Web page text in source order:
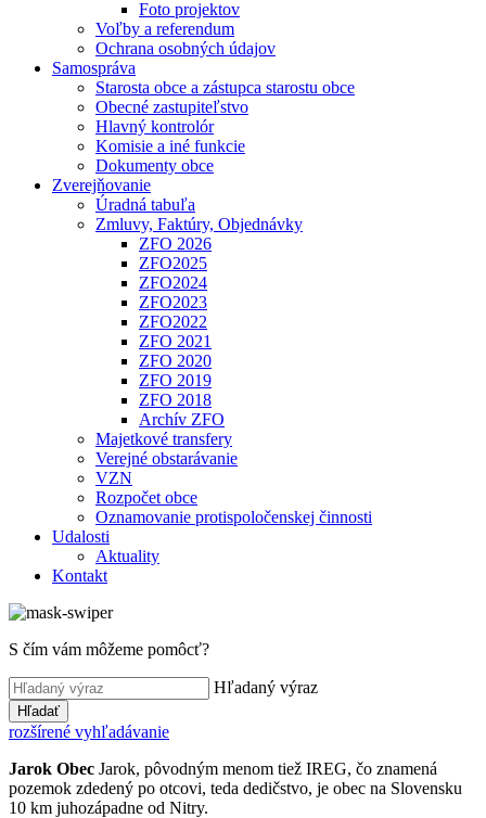
Foto projektov
Voľby a referendum
Ochrana osobných údajov
Samospráva
Starosta obce a zástupca starostu obce
Obecné zastupiteľstvo
Hlavný kontrolór
Komisie a iné funkcie
Dokumenty obce
Zverejňovanie
Úradná tabuľa
Zmluvy, Faktúry, Objednávky
ZFO 2026
ZFO2025
ZFO2024
ZFO2023
ZFO2022
ZFO 2021
ZFO 2020
ZFO 2019
ZFO 2018
Archív ZFO
Majetkové transfery
Verejné obstarávanie
VZN
Rozpočet obce
Oznamovanie protispoločenskej činnosti
Udalosti
Aktuality
Kontakt
S čím vám môžeme pomôcť?
Hľadaný výraz
Hľadať
rozšírené vyhľadávanie
Jarok Obec Jarok, pôvodným menom tiež IREG, čo znamená
pozemok zdedený po otcovi, teda dedičstvo, je obec na Slovensku
10 km juhozápadne od Nitry.